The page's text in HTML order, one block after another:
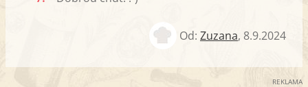
Od: Zuzana, 8.9.2024
REKLAMA